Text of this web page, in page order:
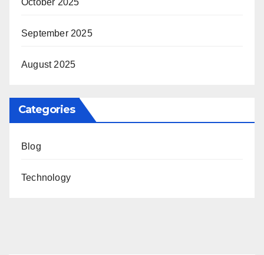
October 2025
September 2025
August 2025
Categories
Blog
Technology